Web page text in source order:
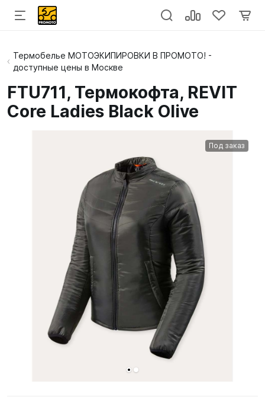
Термобелье МОТОЭКИПИРОВКИ В ПРОМОТО! -
доступные цены в Москве
FTU711, Термокофта, REVIT
Core Ladies Black Olive
Под заказ